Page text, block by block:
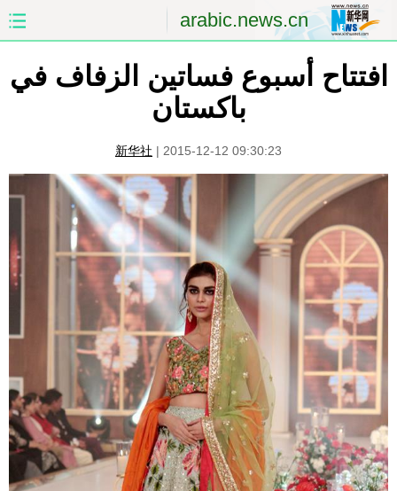
arabic.news.cn
الصين الصفحة الأولى
الاقتصاد
العلوم والصحة الثقافة والتعليم
الرياضة السياحة والبيئة
مؤتمر صحفى للخارجية الصور
افتتاح أسبوع فساتين الزفاف في
باكستان
新华社 | 2015-12-12 09:30:23